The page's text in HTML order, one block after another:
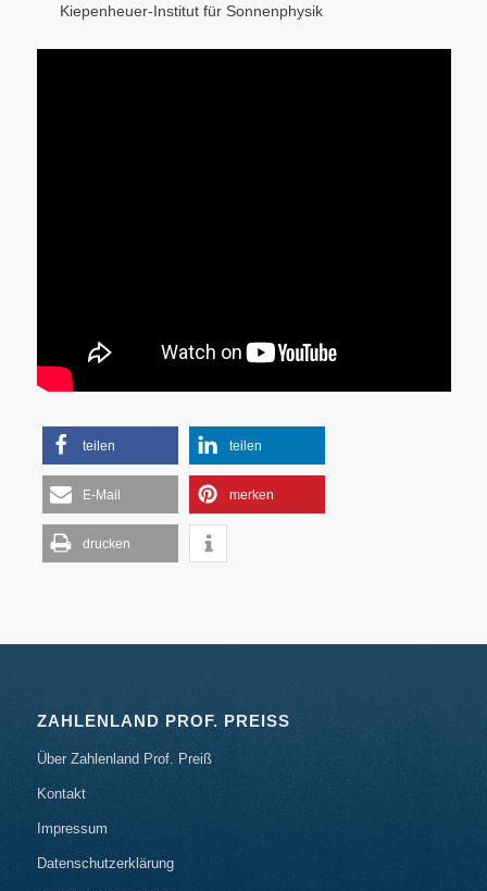
Kiepenheuer-Institut für Sonnenphysik
teilen teilen
E-Mail merken
drucken
ZAHLENLAND PROF. PREISS
Über Zahlenland Prof. Preiß
Kontakt
Impressum
Datenschutzerklärung